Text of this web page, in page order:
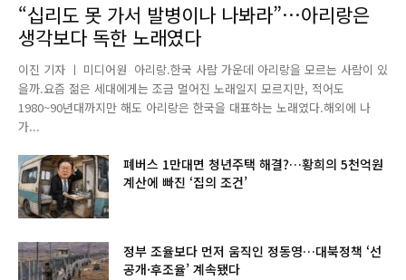
“십리도 못 가서 발병이나 나봐라”…아리랑은
생각보다 독한 노래였다
이진 기자 ㅣ 미디어원 아리랑.한국 사람 가운데 아리랑을 모르는 사람이 있
을까.요즘 젊은 세대에게는 조금 멀어진 노래일지 모르지만, 적어도
1980~90년대까지만 해도 아리랑은 한국을 대표하는 노래였다.해외에 나
가...
폐버스 1만대면 청년주택 해결?…황희의 5천억원
계산에 빠진 ‘집의 조건’
정부 조율보다 먼저 움직인 정동영…대북정책 ‘선
공개·후조율’ 계속됐다